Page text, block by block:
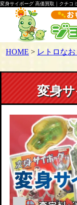
変身サイボーグ 高価買取｜クチコ
HOME > レトロな
変身